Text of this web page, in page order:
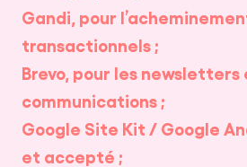
Gandi, pour
transactionnels ;
Brevo, pour les newsletters
communications ;
Google Site Kit / Google
et accepté ;